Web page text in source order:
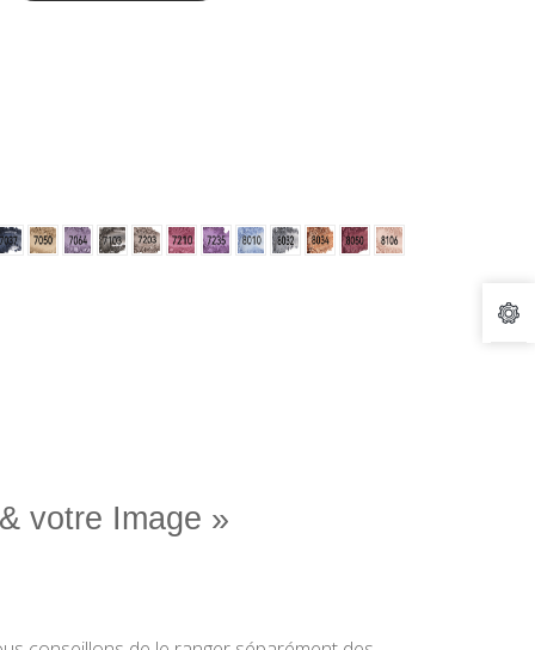
votre Image »